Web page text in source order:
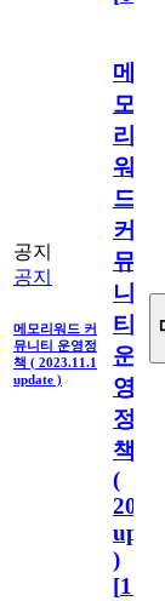
공지
공지
메모리워드 커
뮤니티 운영정
책 ( 2023.11.1
update )
메
모
리
워
드
커
뮤
니
티
운
영
정
책
(
)
[110